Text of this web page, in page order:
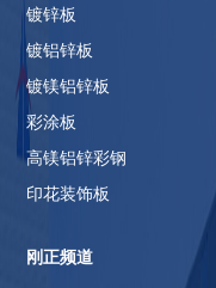
镀锌板
镀铝锌板
镀镁铝锌板
彩涂板
高镁铝锌彩钢
印花装饰板
刚正频道